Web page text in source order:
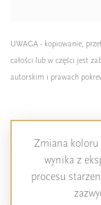
UWAGA - kopiowanie,
całości lub w części jest
autorskim i prawach
Zmiana
wynika z
procesu